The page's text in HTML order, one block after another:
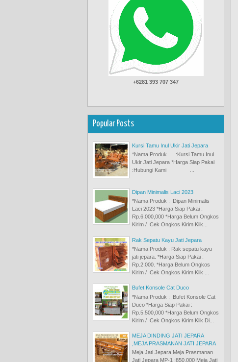
+6281 393 707 347
Popular Posts
Kursi Tamu Inul Ukir Jati Jepara
*Nama Produk :Kursi Tamu Inul
Ukir Jati Jepara *Harga Siap Pakai
:Hubungi Kami ...
Dipan Minimalis Laci 2023
*Nama Produk : Dipan Minimalis
Laci 2023 *Harga Siap Pakai :
Rp.6,000,000 *Harga Belum Ongkos
Kirim / Cek Ongkos Kirim Klik...
Rak Sepatu Kayu Jati Jepara
*Nama Produk : Rak sepatu kayu
jati jepara. *Harga Siap Pakai :
Rp.2,000. *Harga Belum Ongkos
Kirim / Cek Ongkos Kirim Klik ...
Bufet Konsole Cat Duco
*Nama Produk : Bufet Konsole Cat
Duco *Harga Siap Pakai :
Rp.5,500,000 *Harga Belum Ongkos
Kirim / Cek Ongkos Kirim Klik Di...
MEJA DINDING JATI JEPARA
,MEJA PRASMANAN JATI JEPARA
Meja Jati Jepara,Meja Prasmanan
Jati Jepara MP-1 :850.000 Meja Jati